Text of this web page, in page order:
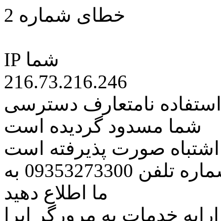
خطای شماره 2
IP شما
216.73.216.246
نامتعارف دسترسی
شما مسدود گردیده است
اشتباه صورت پذیرفته است
مراتب این مسئله را از طریق شماره تلفن 09353273300 به
ما اطلاع دهید
خدمات به مرورگر اپرا